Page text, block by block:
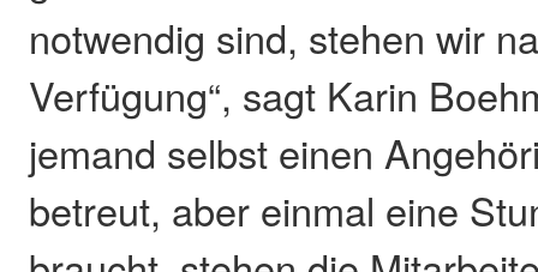
notwendig sind, stehen wir
Verfügung“, sagt Karin
jemand selbst einen
betreut, aber einmal eine